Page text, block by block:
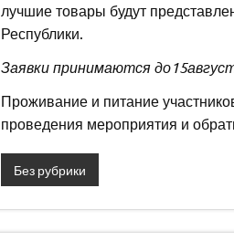
лучшие товары будут
Республики.
Заявки принимаются
Проживание и питание
проведения мероприятия и
Без рубрики